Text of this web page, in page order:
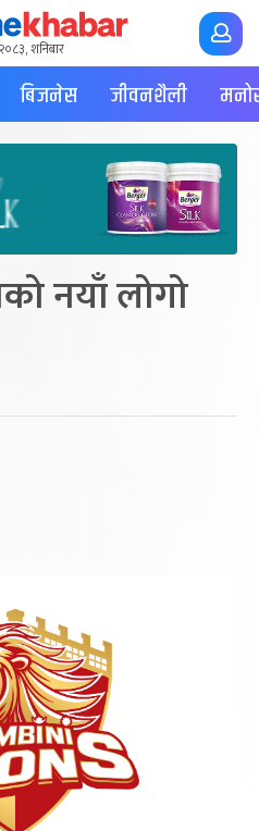
शनिबार
बिजनेस जीवनशैली
नयाँ लोगो